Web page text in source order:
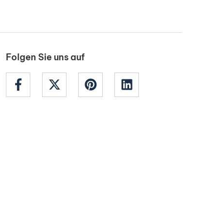
Folgen Sie uns auf